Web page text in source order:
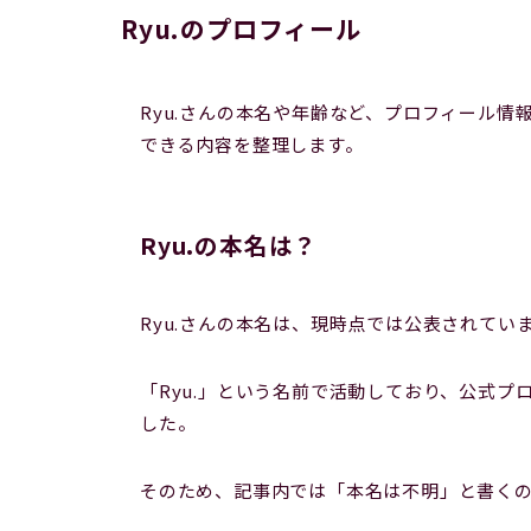
Ryu.のプロフィール
Ryu.さんの本名や年齢など、プロフィール情
できる内容を整理します。
Ryu.の本名は？
Ryu.さんの本名は、現時点では公表されてい
「Ryu.」という名前で活動しており、公式
した。
そのため、記事内では「本名は不明」と書く